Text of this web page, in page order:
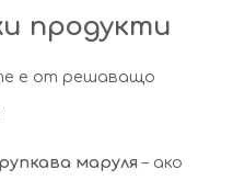
продукти
е от решаващо
маруля – ако